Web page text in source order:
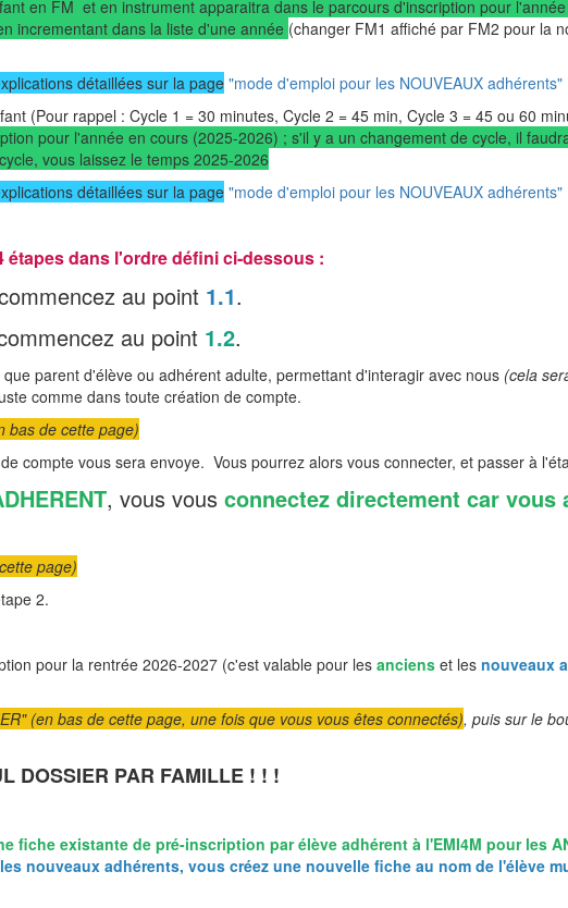
en FM et en instrument apparaitra dans le parcours d'inscription pour
incrementant dans la liste d'une année (changer FM1 affiché par FM2 pour la
détaillées sur la page "mode d'emploi pour les NOUVEAUX adhérents"
(Pour rappel : Cycle 1 = 30 minutes, Cycle 2 = 45 min, Cycle 3 = 45 ou 60
pour l'année en cours (2025-2026) ; s'il y a un changement de cycle, il
vous laissez le temps 2025-2026
détaillées sur la page "mode d'emploi pour les NOUVEAUX adhérents"
étapes dans l'ordre défini ci-dessous :
au point 1.1.
au point 1.2.
parent d'élève ou adhérent adulte, permettant d'interagir avec nous (cela
comme dans toute création de compte.
bas de cette page)
compte vous sera envoye. Vous pourrez alors vous connecter, et passer à
, vous vous connectez directement car vous
page)
2.
pour la rentrée 2026-2027 (c'est valable pour les anciens et les nouveaux
(en bas de cette page, une fois que vous vous êtes connectés), puis sur le
DOSSIER PAR FAMILLE ! ! !
fiche existante de pré-inscription par élève adhérent à l'EMI4M pour les
nouveaux adhérents, vous créez une nouvelle fiche au nom de l'élève